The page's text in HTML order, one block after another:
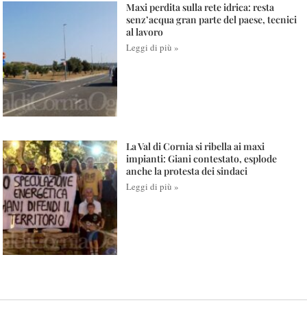
Maxi perdita sulla rete idrica: resta
senz’acqua gran parte del paese, tecnici
al lavoro
Leggi di più »
La Val di Cornia si ribella ai maxi
impianti: Giani contestato, esplode
anche la protesta dei sindaci
Leggi di più »